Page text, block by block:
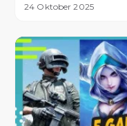
24 Oktober 2025